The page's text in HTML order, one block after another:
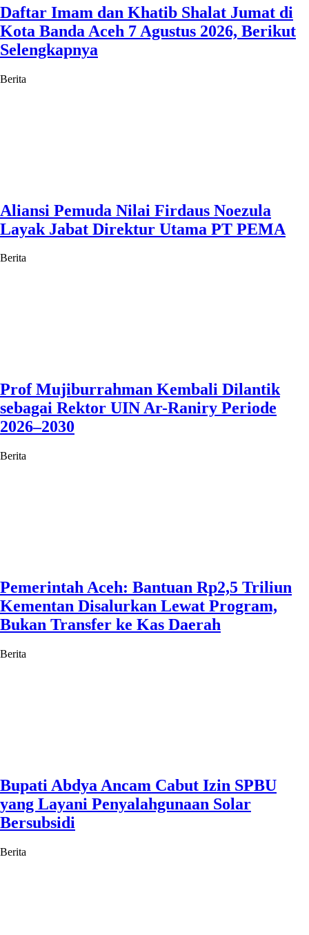
Daftar Imam dan Khatib Shalat Jumat di
Kota Banda Aceh 7 Agustus 2026, Berikut
Selengkapnya
Berita
Aliansi Pemuda Nilai Firdaus Noezula
Layak Jabat Direktur Utama PT PEMA
Berita
Prof Mujiburrahman Kembali Dilantik
sebagai Rektor UIN Ar-Raniry Periode
2026–2030
Berita
Pemerintah Aceh: Bantuan Rp2,5 Triliun
Kementan Disalurkan Lewat Program,
Bukan Transfer ke Kas Daerah
Berita
Bupati Abdya Ancam Cabut Izin SPBU
yang Layani Penyalahgunaan Solar
Bersubsidi
Berita